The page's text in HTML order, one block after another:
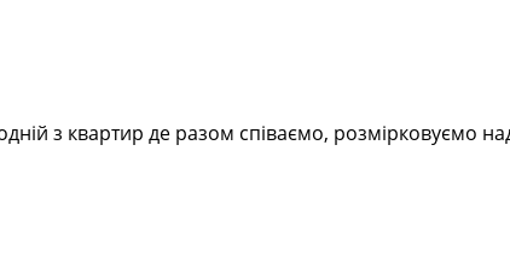
з квартир де разом співаємо, розмірковуємо